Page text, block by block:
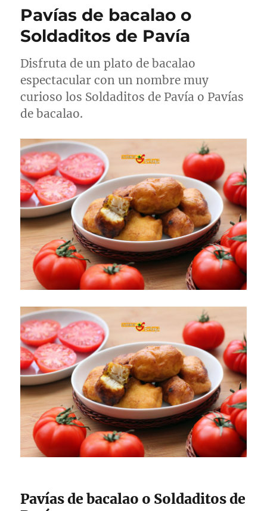
Pavías de bacalao o
Soldaditos de Pavía
Disfruta de un plato de bacalao
espectacular con un nombre muy
curioso los Soldaditos de Pavía o Pavías
de bacalao.
Pavías de bacalao o Soldaditos de